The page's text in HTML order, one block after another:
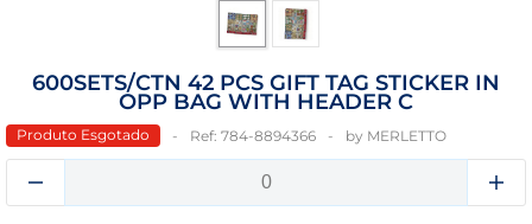
600SETS/CTN 42 PCS GIFT TAG STICKER IN
OPP BAG WITH HEADER C
Produto Esgotado Ref: 784-8894366 by MERLETTO